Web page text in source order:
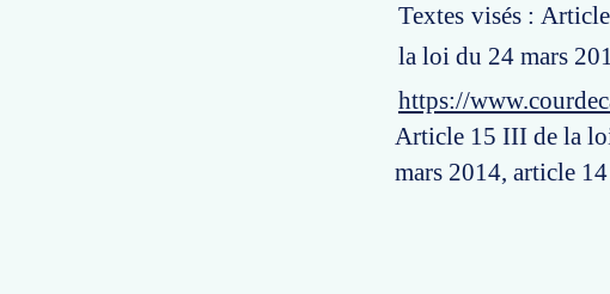
Textes visés :
la loi du 24 mars
https://
Article 15 III de la
mars 2014, article